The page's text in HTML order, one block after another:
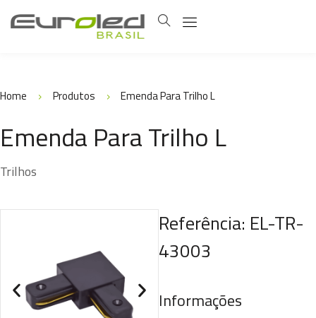
Home Produtos Emenda Para Trilho L
Emenda Para Trilho L
Trilhos
Referência: EL-TR-
43003
Informações